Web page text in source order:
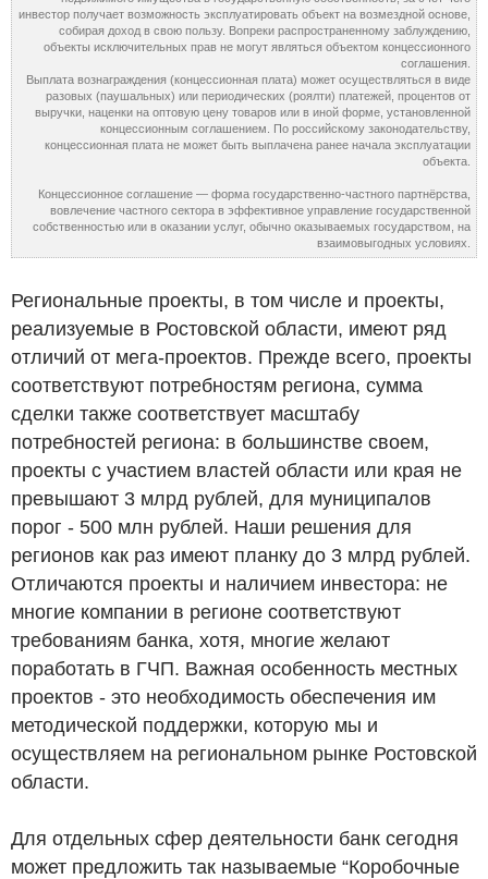
инвестор получает возможность эксплуатировать объект на возмездной основе,
собирая доход в свою пользу. Вопреки распространенному заблуждению,
объекты исключительных прав не могут являться объектом концессионного
соглашения.
Выплата вознаграждения (концессионная плата) может осуществляться в виде
разовых (паушальных) или периодических (роялти) платежей, процентов от
выручки, наценки на оптовую цену товаров или в иной форме, установленной
концессионным соглашением. По российскому законодательству,
концессионная плата не может быть выплачена ранее начала эксплуатации
объекта.
Концессионное соглашение — форма государственно-частного партнёрства,
вовлечение частного сектора в эффективное управление государственной
собственностью или в оказании услуг, обычно оказываемых государством, на
взаимовыгодных условиях.
Региональные проекты, в том числе и проекты,
реализуемые в Ростовской области, имеют ряд
отличий от мега-проектов. Прежде всего, проекты
соответствуют потребностям региона, сумма
сделки также соответствует масштабу
потребностей региона: в большинстве своем,
проекты с участием властей области или края не
превышают 3 млрд рублей, для муниципалов
порог - 500 млн рублей. Наши решения для
регионов как раз имеют планку до 3 млрд рублей.
Отличаются проекты и наличием инвестора: не
многие компании в регионе соответствуют
требованиям банка, хотя, многие желают
поработать в ГЧП. Важная особенность местных
проектов - это необходимость обеспечения им
методической поддержки, которую мы и
осуществляем на региональном рынке Ростовской
области.
Для отдельных сфер деятельности банк сегодня
может предложить так называемые “Коробочные